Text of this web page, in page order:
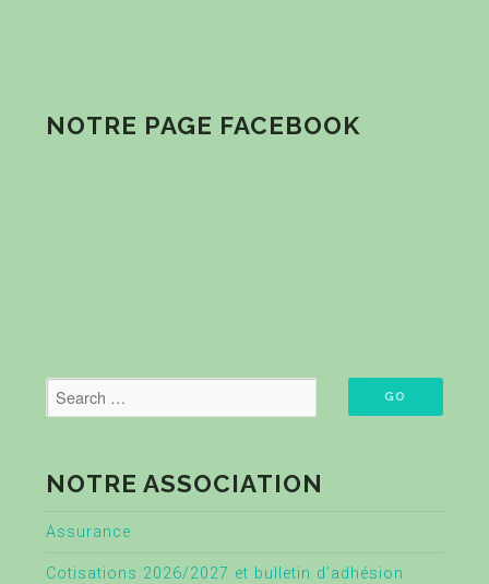
NOTRE PAGE FACEBOOK
NOTRE ASSOCIATION
Assurance
Cotisations 2026/2027 et bulletin d’adhésion